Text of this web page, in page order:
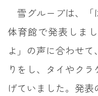
雪グループは、
体育館で発表しま
よ」の声に合わせ
りをし、タイやク
げていました。発